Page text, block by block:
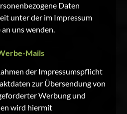
Daten
unter der im Impressum
uns wenden.
Mails
der Impressumspflicht
zur Übersendung von
Werbung und
wird hiermit